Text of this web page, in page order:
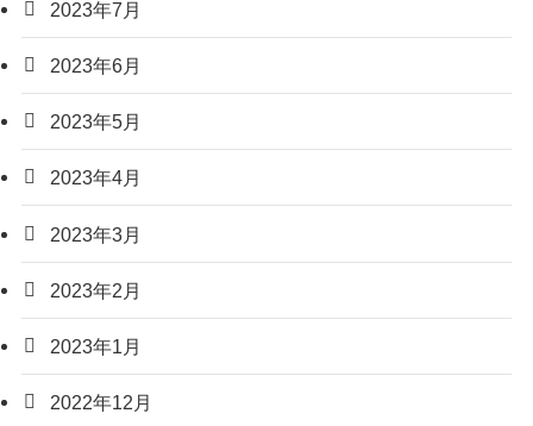
2023年7月
2023年6月
2023年5月
2023年4月
2023年3月
2023年2月
2023年1月
2022年12月